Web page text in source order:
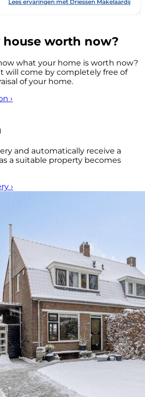
worth now?
what your home is worth now?
will come by completely free of
of your home.
›
and automatically receive a
a suitable property becomes
›